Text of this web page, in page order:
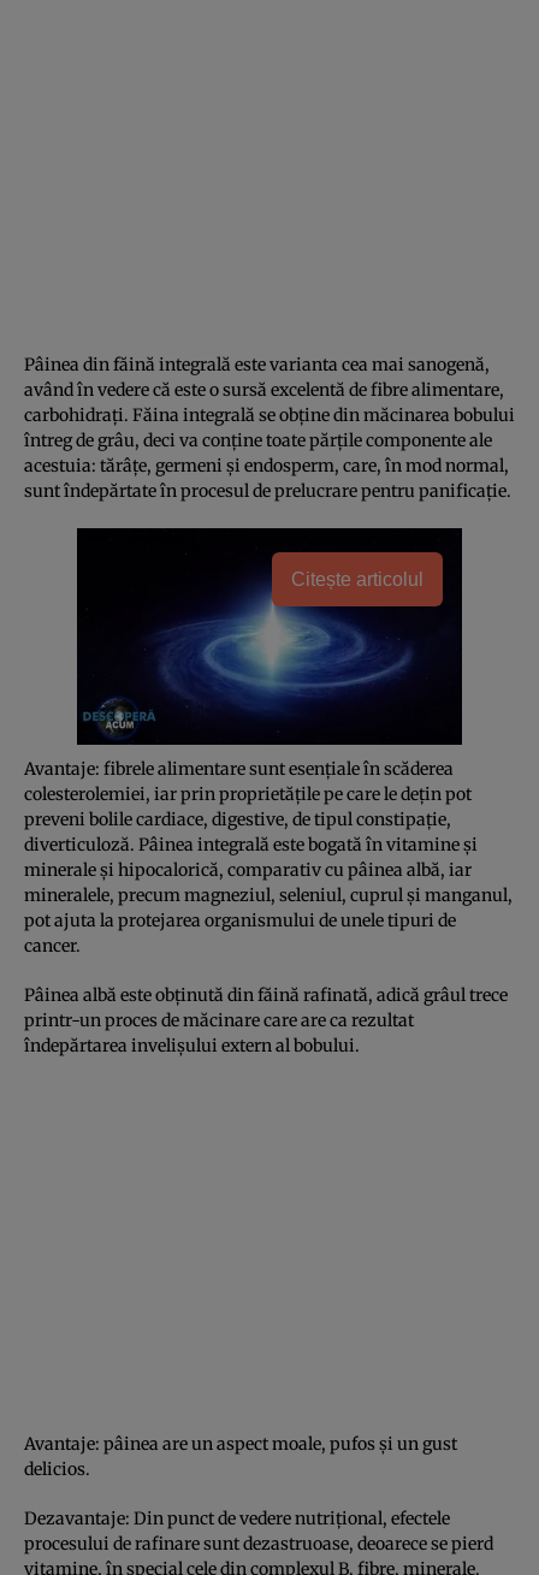
Pâinea din făină integrală este varianta cea mai sanogenă,
având în vedere că este o sursă excelentă de fibre alimentare,
carbohidraţi. Făina integrală se obţine din măcinarea bobului
întreg de grâu, deci va conţine toate părţile componente ale
acestuia: tărâţe, germeni şi endosperm, care, în mod normal,
sunt îndepărtate în procesul de prelucrare pentru panificaţie.
Citește articolul
Avantaje: fibrele alimentare sunt esenţiale în scăderea
colesterolemiei, iar prin proprietăţile pe care le deţin pot
preveni bolile cardiace, digestive, de tipul constipaţie,
diverticuloză. Pâinea integrală este bogată în vitamine şi
minerale şi hipocalorică, comparativ cu pâinea albă, iar
mineralele, precum magneziul, seleniul, cuprul şi manganul,
pot ajuta la protejarea organismului de unele tipuri de
cancer.
Pâinea albă este obţinută din făină rafinată, adică grâul trece
printr-un proces de măcinare care are ca rezultat
îndepărtarea invelişului extern al bobului.
Avantaje: pâinea are un aspect moale, pufos şi un gust
delicios.
Dezavantaje: Din punct de vedere nutriţional, efectele
procesului de rafinare sunt dezastruoase, deoarece se pierd
vitamine, în special cele din complexul B, fibre, minerale.